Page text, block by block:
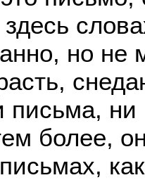
но
письма,
более,